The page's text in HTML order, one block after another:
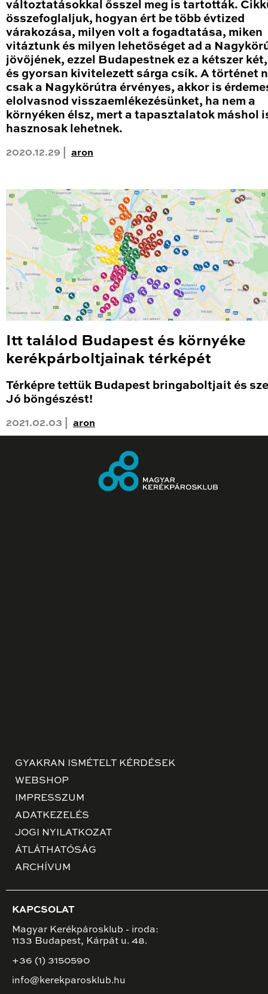
változtatásokkal ősszel meg is tartották.
összefoglaljuk, hogyan ért be több évtized
várakozása, milyen volt a fogadtatása, miken
vitáztunk és milyen lehetőséget ad a
jövőjének, ezzel Budapestnek ez a kétszer
és gyorsan kivitelezett sárga csík. A történet
csak a Nagykörútra érvényes, akkor is
elolvasnod visszaemlékezésünket, ha nem a
környéken élsz, mert a tapasztalatok máshol
hasznosak lehetnek.
2020.12.29 | aron
Itt találod Budapest és környéke
kerékpárboltjainak térképét
Térképre tettük Budapest bringaboltjait és
Jó böngészést!
2021.02.03 | aron
GYAKRAN ISMÉTELT KÉRDÉSEK
WEBSHOP
IMPRESSZUM
ADATKEZELÉS
JOGI NYILATKOZAT
ÁTLÁTHATÓSÁG
ARCHÍVUM
KAPCSOLAT
Magyar Kerékpárosklub - iroda:
1133 Budapest, Kárpát u. 48.
+36 (1) 3150590
info@kerekparosklub.hu